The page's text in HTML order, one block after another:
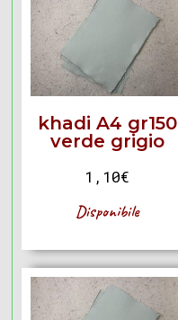
khadi A4 gr150
verde grigio
1,10€
Disponibile